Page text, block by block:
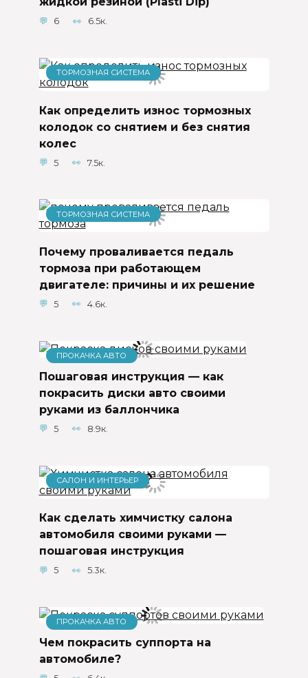
6 6.5к.
ТОРМОЗНАЯ СИСТЕМА
Как определить износ тормозных
колодок со снятием и без снятия
колес
5 7.5к.
ТОРМОЗНАЯ СИСТЕМА
Почему проваливается педаль
тормоза при работающем
двигателе: причины и их решение
5 4.6к.
ПРОКАЧКА АВТО
Пошаговая инструкция — как
покрасить диски авто своими
руками из баллончика
5 8.9к.
САЛОН И ИНТЕРЬЕР
Как сделать химчистку салона
автомобиля своими руками —
пошаговая инструкция
5 5.3к.
ПРОКАЧКА АВТО
Чем покрасить суппорта на
автомобиле?